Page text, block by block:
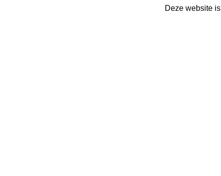
Deze website